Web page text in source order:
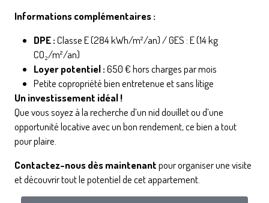
Informations complémentaires :
DPE :Classe E (284 kWh/m²/an) / GES : E (14 kg
CO₂/m²/an)
Loyer potentiel :650 € hors charges par mois
Petite copropriété bien entretenue et sans litige
Un investissement idéal !
Que vous soyez à la recherche d’un nid douillet ou d’une
opportunité locative avec un bon rendement, ce bien a tout
pour plaire.
Contactez-nous dès maintenantpour organiser une visite
et découvrir tout le potentiel de cet appartement.